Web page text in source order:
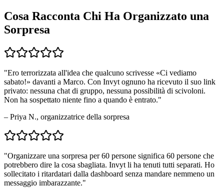
Cosa Racconta Chi Ha Organizzato una
Sorpresa
"Ero terrorizzata all'idea che qualcuno scrivesse «Ci vediamo
sabato!» davanti a Marco. Con Invyt ognuno ha ricevuto il suo link
privato: nessuna chat di gruppo, nessuna possibilità di scivoloni.
Non ha sospettato niente fino a quando è entrato."
– Priya N., organizzatrice della sorpresa
"Organizzare una sorpresa per 60 persone significa 60 persone che
potrebbero dire la cosa sbagliata. Invyt li ha tenuti tutti separati. Ho
sollecitato i ritardatari dalla dashboard senza mandare nemmeno un
messaggio imbarazzante."